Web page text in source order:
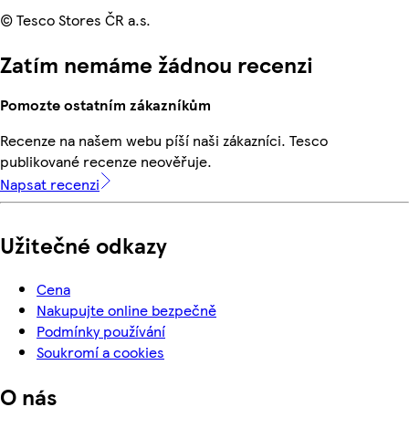
© Tesco Stores ČR a.s.
Zatím nemáme žádnou recenzi
Pomozte ostatním zákazníkům
Recenze na našem webu píší naši zákazníci. Tesco
publikované recenze neověřuje.
Napsat recenzi
Užitečné odkazy
Cena
Nakupujte online bezpečně
Podmínky používání
Soukromí a cookies
O nás